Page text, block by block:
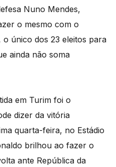
Nuno Mendes,
o mesmo com o
único dos 23 eleitos para
ainda não soma
em Turim foi o
dizer da vitória
quarta-feira, no Estádio
brilhou ao fazer o
ante República da